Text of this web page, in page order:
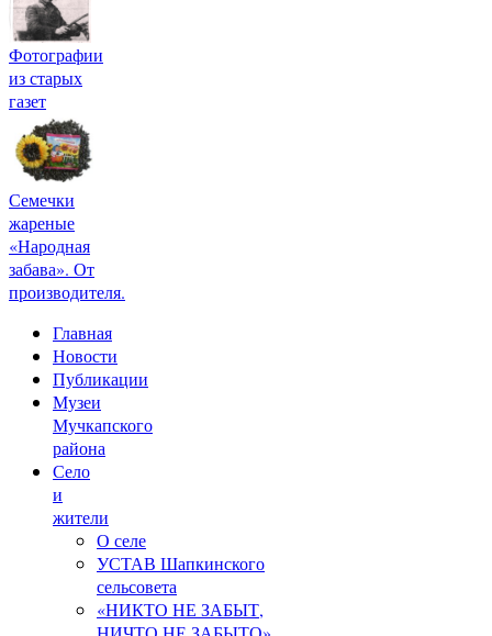
Фотографии
из старых
газет
Семечки
жареные
«Народная
забава». От
производителя.
Главная
Новости
Публикации
Музеи
Мучкапского
района
Село
и
жители
О селе
УСТАВ Шапкинского
сельсовета
«НИКТО НЕ ЗАБЫТ,